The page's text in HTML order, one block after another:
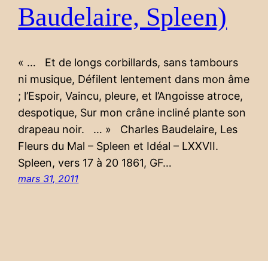
Baudelaire, Spleen)
« … Et de longs corbillards, sans tambours
ni musique, Défilent lentement dans mon âme
; l’Espoir, Vaincu, pleure, et l’Angoisse atroce,
despotique, Sur mon crâne incliné plante son
drapeau noir. … » Charles Baudelaire, Les
Fleurs du Mal – Spleen et Idéal – LXXVII.
Spleen, vers 17 à 20 1861, GF…
mars 31, 2011